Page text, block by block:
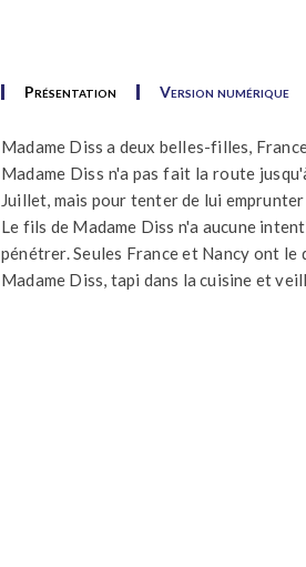
Présentation Version numérique
Madame Diss a deux belles-filles,
Madame Diss n'a pas fait la route
Juillet, mais pour tenter de lui
Le fils de Madame Diss n'a aucune
pénétrer. Seules France et Nancy ont
Madame Diss, tapi dans la cuisine et